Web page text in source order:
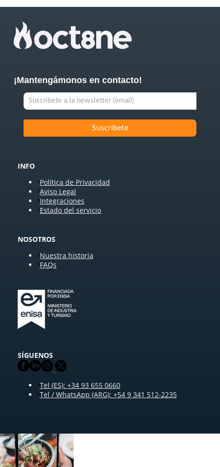
¡Mantengámonos en contacto!
INFO
Política de Privacidad
Aviso Legal
Integraciones
Estado del servicio
NOSOTROS
Nuestra historia
FAQs
SÍGUENOS
Tel (ES): +34 93 655 0660
Tel / WhatsApp (ARG): +54 9 341 512-2235